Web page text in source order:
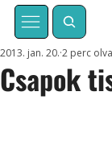
Csapok
2013. jan. 20. 2 perc